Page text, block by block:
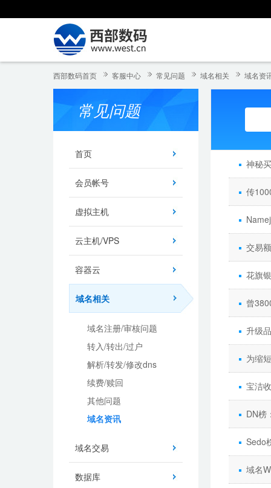
西部数码首页 客服中心 常见问题 域名相关 域名资
常见问题
首页
会员帐号
虚拟主机
云主机/VPS
容器云
域名相关
域名注册/审核问题
转入/转出/过户
解析/转发/修改dns
续费/赎回
其他问题
域名资讯
域名交易
数据库
神秘
传
交易
花旗
曾
升级
为缩
宝洁
DN榜
Sedo
域名